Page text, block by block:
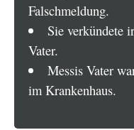
Falschmeldung.
Sie verkündete
Vater.
Messis Vater
im Krankenhaus.